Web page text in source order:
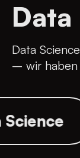
Data
– wir haben
Science